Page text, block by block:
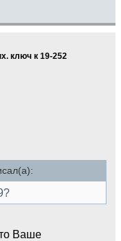
ключ к 19-252
Ваше